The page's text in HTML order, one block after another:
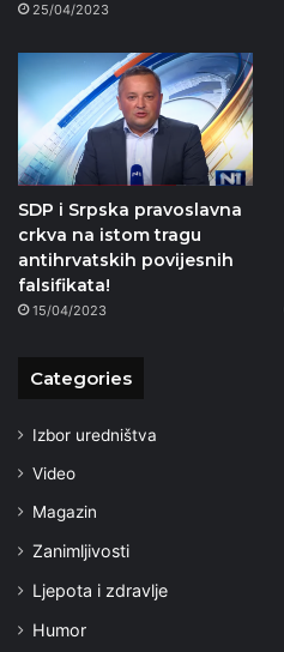
25/04/2023
SDP i Srpska pravoslavna
crkva na istom tragu
antihrvatskih povijesnih
falsifikata!
15/04/2023
Categories
Izbor uredništva
Video
Magazin
Zanimljivosti
Ljepota i zdravlje
Humor